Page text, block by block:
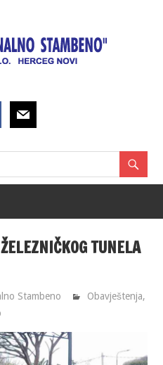
TUNELA
Stambeno Obavještenja,